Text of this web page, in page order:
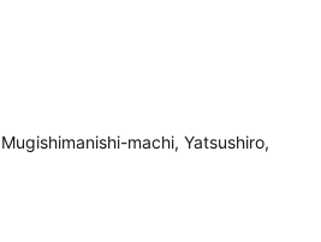
machi, Yatsushiro,